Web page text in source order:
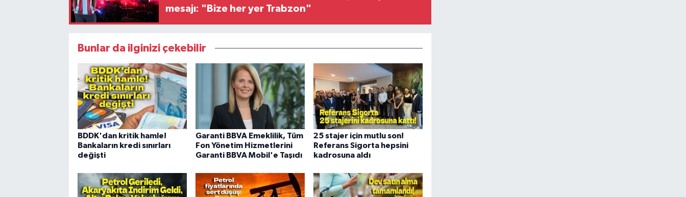
mesajı: "Bize her yer Trabzon"
Bunlar da ilginizi çekebilir
BDDK'dan kritik hamle!
Bankaların kredi sınırları
değişti
Garanti BBVA Emeklilik, Tüm
Fon Yönetim Hizmetlerini
Garanti BBVA Mobil'e Taşıdı
25 stajer için mutlu son!
Referans Sigorta hepsini
kadrosuna aldı